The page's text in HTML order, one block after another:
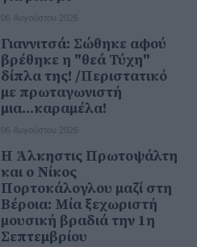
06 Αυγούστου 2026
Γιαννιτσά: Σώθηκε αφού
βρέθηκε η "θεά Τύχη"
δίπλα της! /Περιστατικό
με πρωταγωνιστή
μια...καραμέλα!
06 Αυγούστου 2026
Η Άλκηστις Πρωτοψάλτη
και ο Νίκος
Πορτοκάλογλου μαζί στη
Βέροια: Μία ξεχωριστή
μουσική βραδιά την 1η
Σεπτεμβρίου